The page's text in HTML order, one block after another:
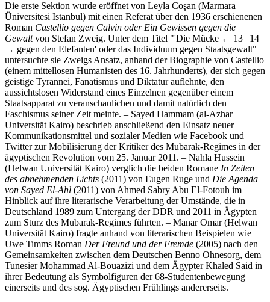
Die erste Sektion wurde eröffnet von Leyla Coşan (Marmara
Üniversitesi Istanbul) mit einen Referat über den 1936 erschienenen
Roman Castellio gegen Calvin oder Ein Gewissen gegen die
Gewaltvon Stefan Zweig. Unter dem Titel "'Die Mücke ← 13 | 14
→ gegen den Elefanten' oder das Individuum gegen Staatsgewalt"
untersuchte sie Zweigs Ansatz, anhand der Biographie von Castellio
(einem mittellosen Humanisten des 16. Jahrhunderts), der sich gegen
geistige Tyrannei, Fanatismus und Diktatur auflehnte, den
aussichtslosen Widerstand eines Einzelnen gegenüber einem
Staatsapparat zu veranschaulichen und damit natürlich den
Faschismus seiner Zeit meinte. – Sayed Hammam (al-Azhar
Universität Kairo) beschrieb anschließend den Einsatz neuer
Kommunikationsmittel und sozialer Medien wie Facebook und
Twitter zur Mobilisierung der Kritiker des Mubarak-Regimes in der
ägyptischen Revolution vom 25. Januar 2011. – Nahla Hussein
(Helwan Universität Kairo) verglich die beiden Romane In Zeiten
des abnehmenden Lichts (2011) von Eugen Ruge und Die Agenda
von Sayed El-Ahl (2011) von Ahmed Sabry Abu El-Fotouh im
Hinblick auf ihre literarische Verarbeitung der Umstände, die in
Deutschland 1989 zum Untergang der DDR und 2011 in Ägypten
zum Sturz des Mubarak-Regimes führten. – Manar Omar (Helwan
Universität Kairo) fragte anhand von literarischen Beispielen wie
Uwe Timms Roman Der Freund und der Fremde (2005) nach den
Gemeinsamkeiten zwischen dem Deutschen Benno Ohnesorg, dem
Tunesier Mohammad Al-Bouazizi und dem Ägypter Khaled Said in
ihrer Bedeutung als Symbolfiguren der 68-Studentenbewegung
einerseits und des sog. Ägyptischen Frühlings andererseits.